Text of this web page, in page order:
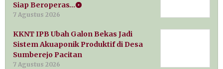
Siap Beroperas…
7 Agustus 2026
KKNT IPB Ubah Galon Bekas Jadi
Sistem Akuaponik Produktif di Desa
Sumberejo Pacitan
7 Agustus 2026